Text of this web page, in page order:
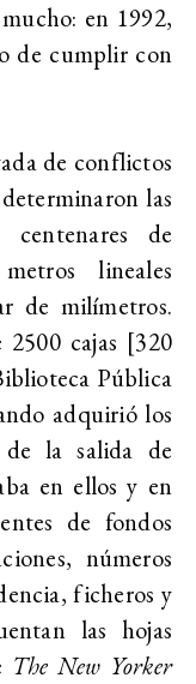
en 1992,
de cumplir con
de conflictos
las
de
lineales
de milímetros.
cajas [320
Pública
adquirió los
de la salida de
en ellos y en
de fondos
números
ficheros y
las hojas
The New Yorker